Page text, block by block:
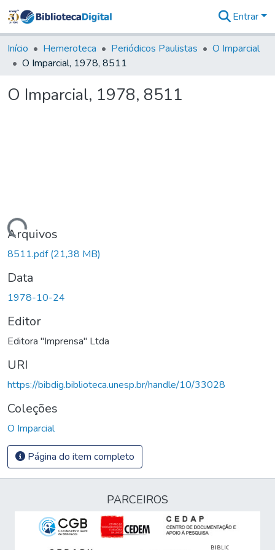
&
Coleções
Tudo na
Digital
Entrar
Início Hemeroteca Periódicos Paulistas
O Imparcial
O Imparcial, 1978, 8511
O Imparcial, 1978, 8511
Carregando...
Arquivos
8511.pdf(21,38 MB)
Data
1978-10-24
Editor
Editora "Imprensa" Ltda
URI
https://bibdig.biblioteca.unesp.br/handle/10/33028
Coleções
O Imparcial
Página do item completo
PARCEIROS